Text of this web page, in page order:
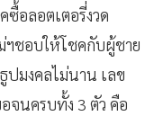
ซื้อลอตเตอรี่งวด
ฯชอบให้โชคกับผู้ชาย
ปมงคลไม่นาน เลข
จนครบทั้ง 3 ตัว คือ